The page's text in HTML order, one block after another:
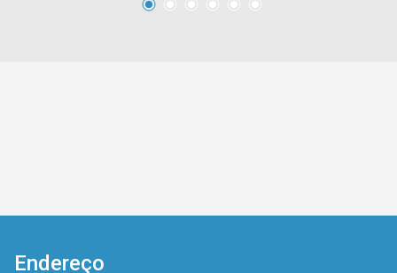
caixas d`água de 1000 litros Casa com ar
Endereço